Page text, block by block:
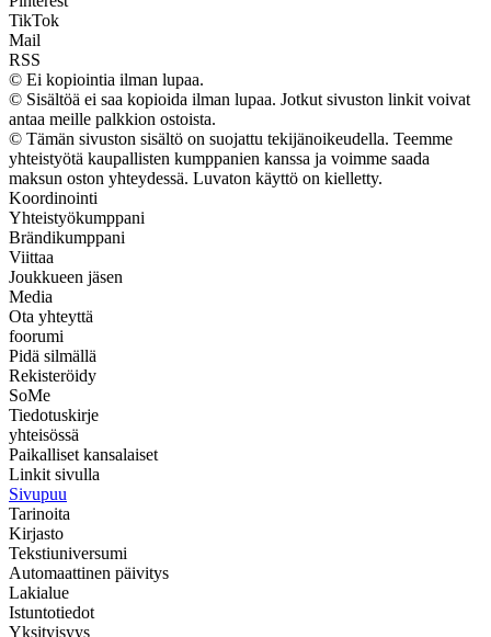
TikTok
Mail
RSS
© Ei kopiointia ilman lupaa.
© Sisältöä ei saa kopioida ilman lupaa. Jotkut sivuston linkit voivat
antaa meille palkkion ostoista.
© Tämän sivuston sisältö on suojattu tekijänoikeudella. Teemme
yhteistyötä kaupallisten kumppanien kanssa ja voimme saada
maksun oston yhteydessä. Luvaton käyttö on kielletty.
Koordinointi
Yhteistyökumppani
Brändikumppani
Viittaa
Joukkueen jäsen
Media
Ota yhteyttä
foorumi
Pidä silmällä
Rekisteröidy
SoMe
Tiedotuskirje
yhteisössä
Paikalliset kansalaiset
Linkit sivulla
Sivupuu
Tarinoita
Kirjasto
Tekstiuniversumi
Automaattinen päivitys
Lakialue
Istuntotiedot
Yksityisyys